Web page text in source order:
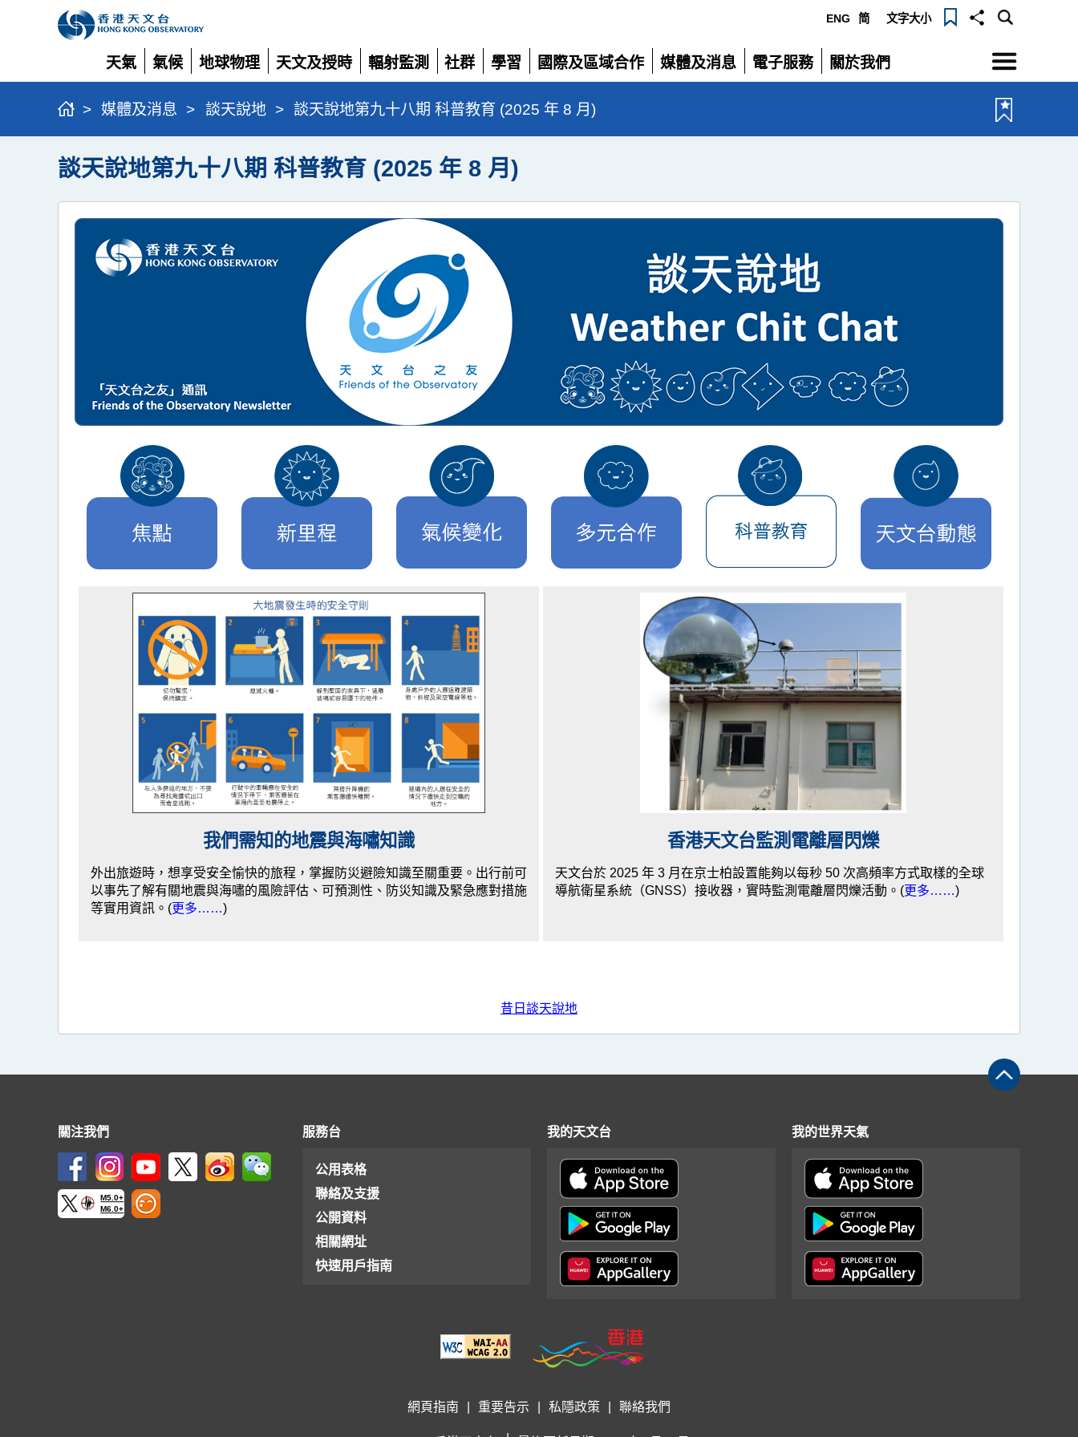
ENG 简 文字大小
天氣
展
開
氣候
展
開
地球物理
展
開
天文及授時
展
開
輻射監測
展
開
社群
展
開
學習
展
開
國際及區域合作
展
開
媒體及消息
展
電子服務
展
關於我們
展
選
單
> 媒體及消息 > 談天說地 > 談天說地第九十八期 科普教育 (2025 年 8 月)
談天說地第九十八期 科普教育 (2025 年 8 月)
我們需知的地震與海嘯知識
外出旅遊時，想享受安全愉快的旅程，掌握防災避險知識至關重要。出行前可
以事先了解有關地震與海嘯的風險評估、可預測性、防災知識及緊急應對措施
等實用資訊。(更多……)
香港天文台監測電離層閃爍
天文台於 2025 年 3 月在京士柏設置能夠以每秒 50 次高頻率方式取樣的全球
導航衛星系統（GNSS）接收器，實時監測電離層閃爍活動。(更多……)
昔日談天說地
關注我們
M5.0+
M6.0+
服務台
公用表格
聯絡及支援
公開資料
相關網址
快速用戶指南
我的天文台 我的世界天氣
網頁指南 重要告示 私隱政策 聯絡我們